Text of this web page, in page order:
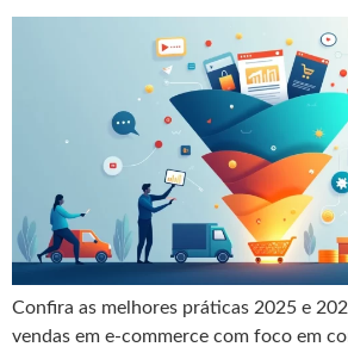
Confira as melhores práticas 2025 e
vendas em e-commerce com foco em